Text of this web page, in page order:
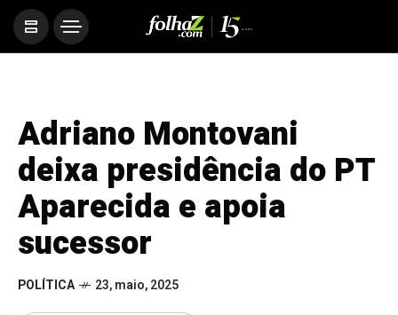
Adriano Montovani
deixa presidência do PT
Aparecida e apoia
sucessor
POLÍTICA 23, maio, 2025